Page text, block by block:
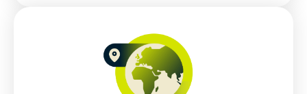
Why millions choose ExpressVPN